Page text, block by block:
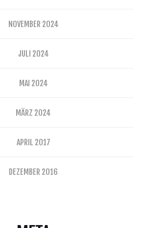
NOVEMBER 2024
JULI 2024
MAI 2024
MÄRZ 2024
APRIL 2017
DEZEMBER 2016